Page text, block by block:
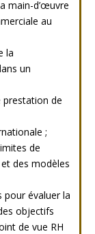
main-d’œuvre
au
la
un
prestation de
;
de
des modèles
pour évaluer la
objectifs
de vue RH